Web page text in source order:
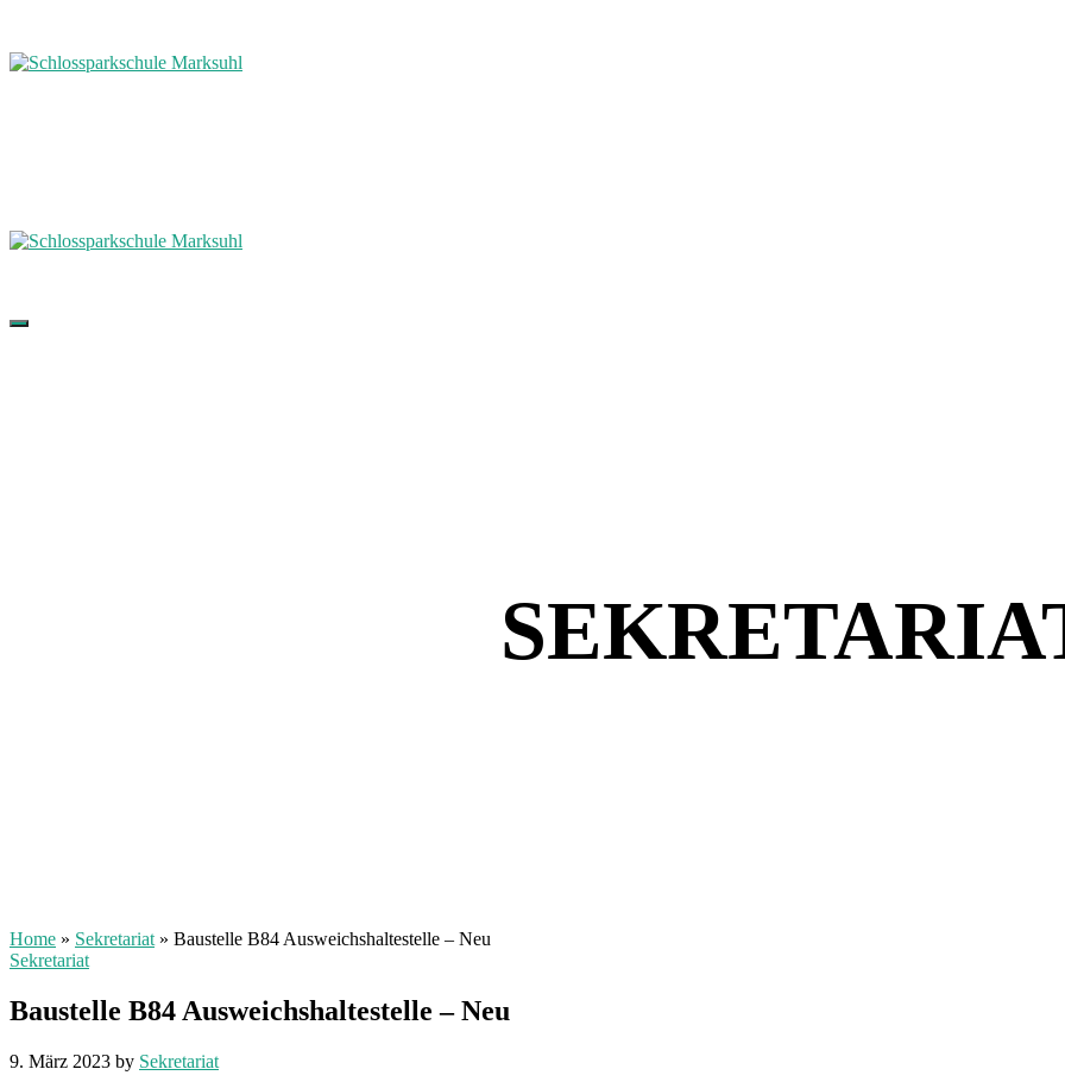
Home » Sekretariat » Baustelle B84 Ausweichshaltestelle – Neu
Sekretariat
Baustelle B84 Ausweichshaltestelle – Neu
9. März 2023 by Sekretariat